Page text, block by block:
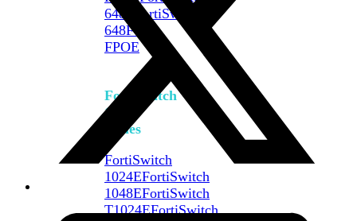
648F
FortiSwitch
648F-
FPOE
FortiSwitch
1000
Series
FortiSwitch
1024EFortiSwitch
1048EFortiSwitch
T1024EFortiSwitch